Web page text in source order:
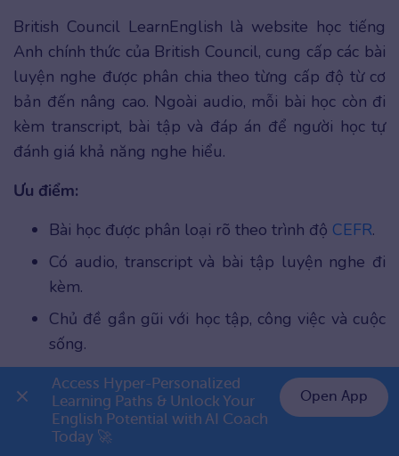
British Council LearnEnglish là website học tiếng
Anh chính thức của British Council, cung cấp các bài
luyện nghe được phân chia theo từng cấp độ từ cơ
bản đến nâng cao. Ngoài audio, mỗi bài học còn đi
kèm transcript, bài tập và đáp án để người học tự
đánh giá khả năng nghe hiểu.
Ưu điểm:
Bài học được phân loại rõ theo trình độ CEFR.
Có audio, transcript và bài tập luyện nghe đi
kèm.
Chủ đề gần gũi với học tập, công việc và cuộc
sống.
Giúp làm quen với giọng Anh – Anh chuẩn.
Phù hợp để xây dựng lộ trình học bài bản.
Nhược điểm:
👉 Premium 1 năm chỉ 999K
Access Hyper-Personalized
Learning Paths & Unlock Your
English Potential with AI Coach
Today 🚀
Open App